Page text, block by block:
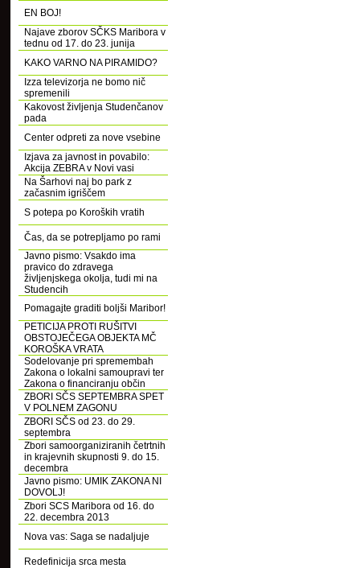
EN BOJ!
Najave zborov SČKS Maribora v
tednu od 17. do 23. junija
KAKO VARNO NA PIRAMIDO?
Izza televizorja ne bomo nič
spremenili
Kakovost življenja Studenčanov
pada
Center odpreti za nove vsebine
Izjava za javnost in povabilo:
Akcija ZEBRA v Novi vasi
Na Šarhovi naj bo park z
začasnim igriščem
S potepa po Koroških vratih
Čas, da se potrepljamo po rami
Javno pismo: Vsakdo ima
pravico do zdravega
življenjskega okolja, tudi mi na
Studencih
Pomagajte graditi boljši Maribor!
PETICIJA PROTI RUŠITVI
OBSTOJEČEGA OBJEKTA MČ
KOROŠKA VRATA
Sodelovanje pri spremembah
Zakona o lokalni samoupravi ter
Zakona o financiranju občin
ZBORI SČS SEPTEMBRA SPET
V POLNEM ZAGONU
ZBORI SČS od 23. do 29.
septembra
Zbori samoorganiziranih četrtnih
in krajevnih skupnosti 9. do 15.
decembra
Javno pismo: UMIK ZAKONA NI
DOVOLJ!
Zbori SCS Maribora od 16. do
22. decembra 2013
Nova vas: Saga se nadaljuje
Redefinicija srca mesta